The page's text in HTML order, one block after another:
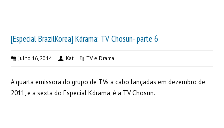
[Especial BrazilKorea] Kdrama: TV Chosun- parte 6
julho 16, 2014 Kat TV e Drama
A quarta emissora do grupo de TVs a cabo lançadas em dezembro de
2011, e a sexta do Especial Kdrama, é a TV Chosun.